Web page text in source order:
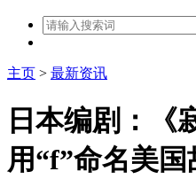
主页 > 最新资讯
日本编剧：《
用“f”命名美国